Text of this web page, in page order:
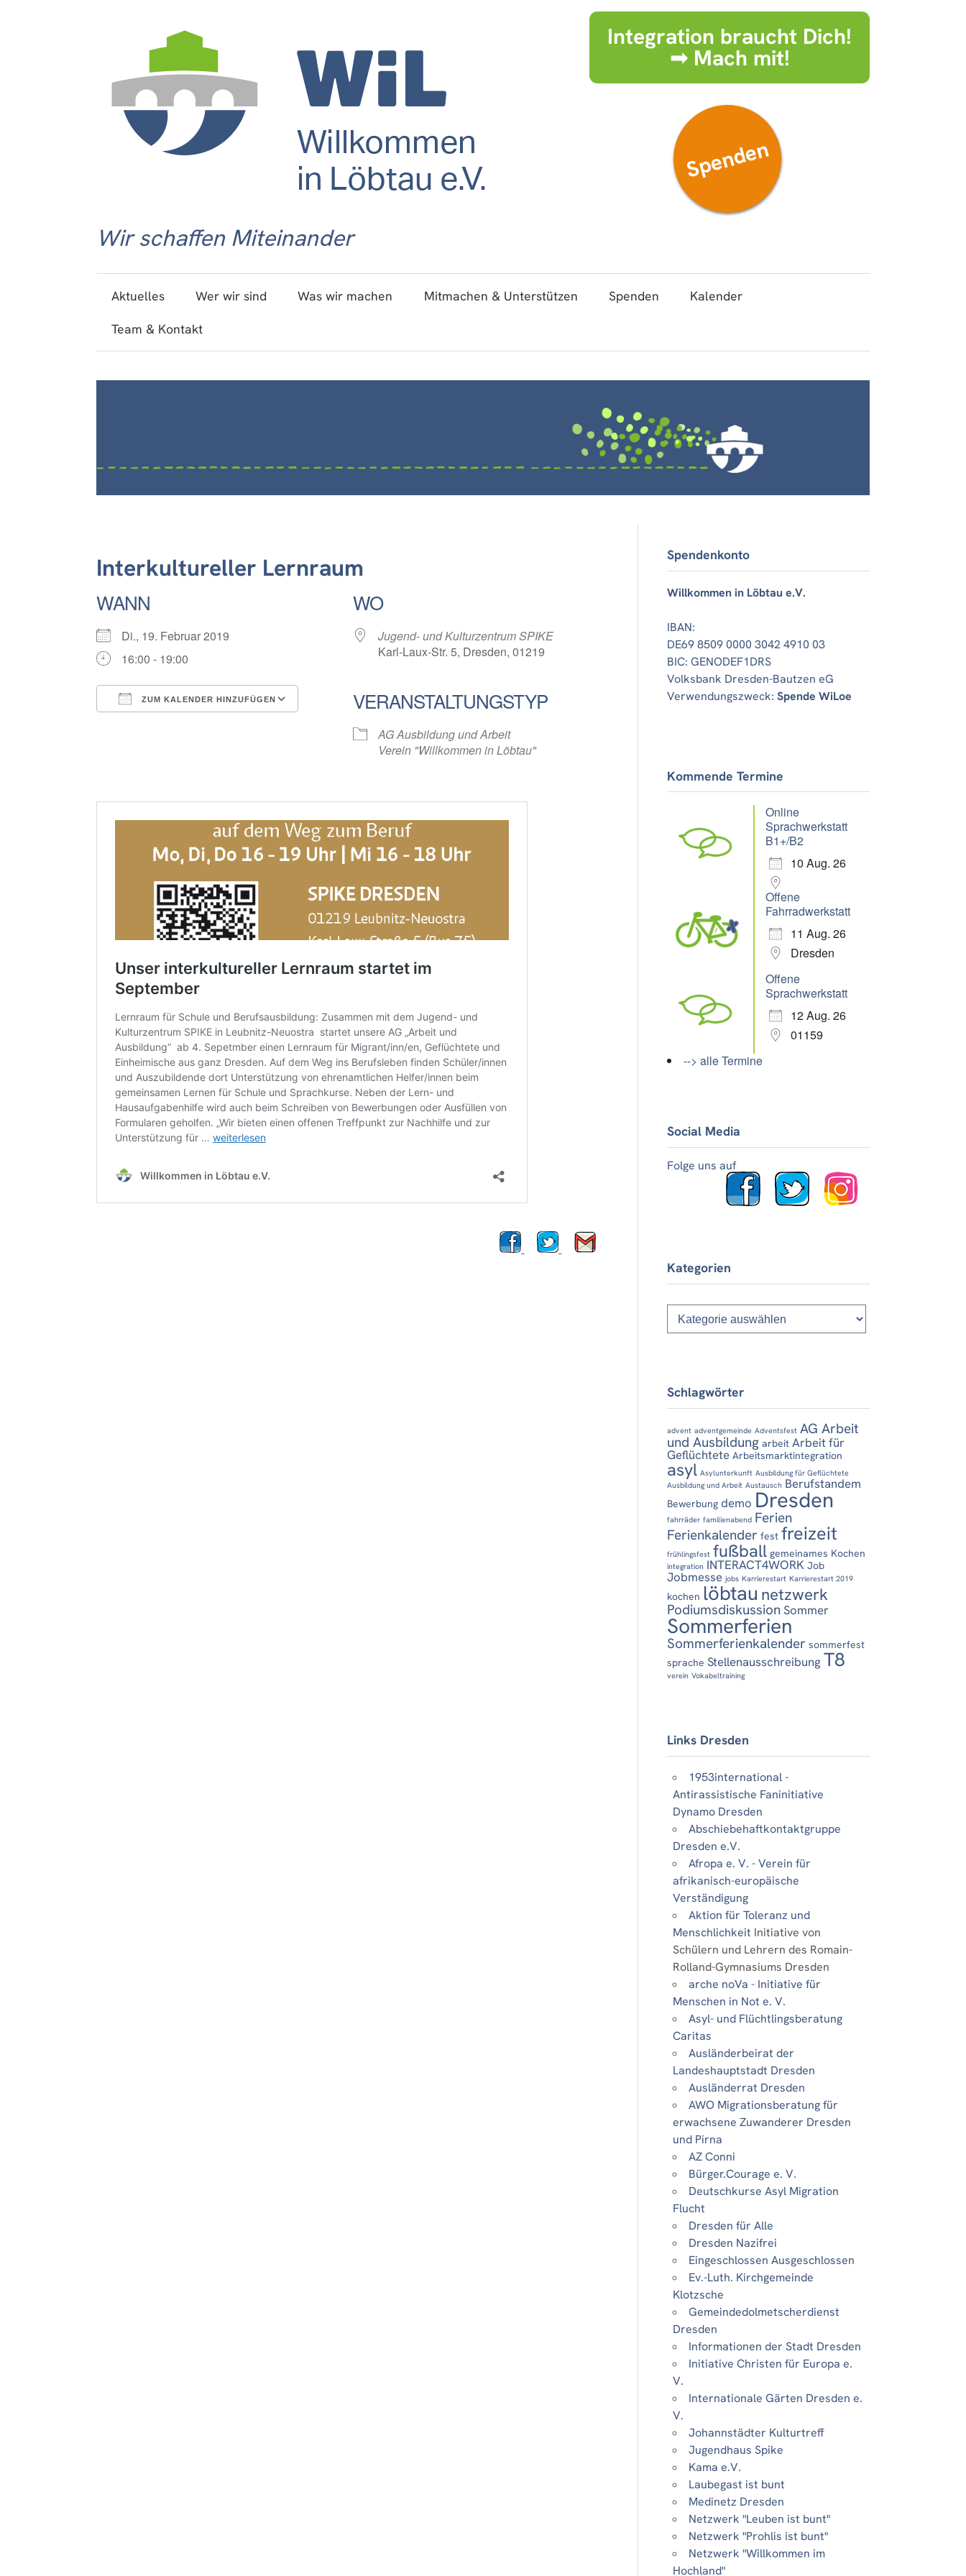
Wir schaffen Miteinander
Integration braucht Dich!
➟ Mach mit!
Spenden
Aktuelles Wer wir sind Was wir machen Mitmachen & Unterstützen Spenden
Kalender
Team & Kontakt
Interkultureller Lernraum
WANN
Di., 19. Februar 2019
16:00 - 19:00
ZUM KALENDER HINZUFÜGEN
Google Kalender
WO
Jugend- und Kulturzentrum SPIKE
Karl-Laux-Str. 5, Dresden, 01219
VERANSTALTUNGSTYP
AG Ausbildung und Arbeit
Verein "Willkommen in Löbtau"
Spendenkonto
Willkommen in Löbtau e.V.
IBAN:
DE69 8509 0000 3042 4910 03
BIC: GENODEF1DRS
Volksbank Dresden-Bautzen eG
Verwendungszweck:Spende WiLoe
Kommende Termine
Online
Sprachwerkstatt
B1+/B2
10 Aug. 26
Offene
Fahrradwerkstatt
11 Aug. 26
Dresden
Offene
Sprachwerkstatt
12 Aug. 26
01159
--> alle Termine
Social Media
Folge uns auf
Kategorien
Kategorien
Schlagwörter
advent adventgemeinde Adventsfest AG Arbeit
und Ausbildung arbeit Arbeit für
Geflüchtete Arbeitsmarktintegration
asyl Asylunterkunft Ausbildung für Geflüchtete
Ausbildung und Arbeit Austausch Berufstandem
Bewerbung demo Dresden
fahrräder familienabend Ferien
Ferienkalender fest freizeit
frühlingsfest fußball gemeinames Kochen
integration INTERACT4WORK Job
Jobmesse jobs Karrierestart Karrierestart 2019
kochen löbtau netzwerk
PodiumsdiskussionSommer
Sommerferien
Sommerferienkalender sommerfest
sprache Stellenausschreibung T8
verein Vokabeltraining
Links Dresden
1953international -
Antirassistische Faninitiative
Dynamo Dresden
Abschiebehaftkontaktgruppe
Dresden e.V.
Afropa e. V. - Verein für
afrikanisch-europäische
Verständigung
Aktion für Toleranz und
Menschlichkeit Initiative von
Schülern und Lehrern des Romain-
Rolland-Gymnasiums Dresden
arche noVa - Initiative für
Menschen in Not e. V.
Asyl- und Flüchtlingsberatung
Caritas
Ausländerbeirat der
Landeshauptstadt Dresden
Ausländerrat Dresden
AWO Migrationsberatung für
erwachsene Zuwanderer Dresden
und Pirna
AZ Conni
Bürger.Courage e. V.
Deutschkurse Asyl Migration
Flucht
Dresden für Alle
Dresden Nazifrei
Eingeschlossen Ausgeschlossen
Ev.-Luth. Kirchgemeinde
Klotzsche
Gemeindedolmetscherdienst
Dresden
Informationen der Stadt Dresden
Initiative Christen für Europa e.
V.
Internationale Gärten Dresden e.
V.
Johannstädter Kulturtreff
Jugendhaus Spike
Kama e.V.
Laubegast ist bunt
Medinetz Dresden
Netzwerk "Leuben ist bunt"
Netzwerk "Prohlis ist bunt"
Netzwerk "Willkommen im
Hochland"